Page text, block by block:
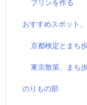
プリンを作る
おすすめスポット
京都検定とまち
東京散策、まち
のりもの部